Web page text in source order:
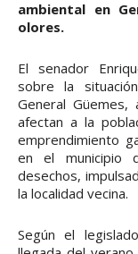
ambiental en
olores.
El senador
sobre la
General
afectan a la
emprendimiento
en el municipio
desechos,
la localidad vecina.
Según el